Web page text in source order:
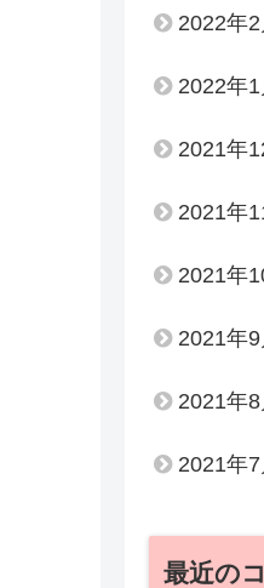
2022年2
2022年1
2021年
2021年
2021年
2021年9
2021年8
2021年7
最近の